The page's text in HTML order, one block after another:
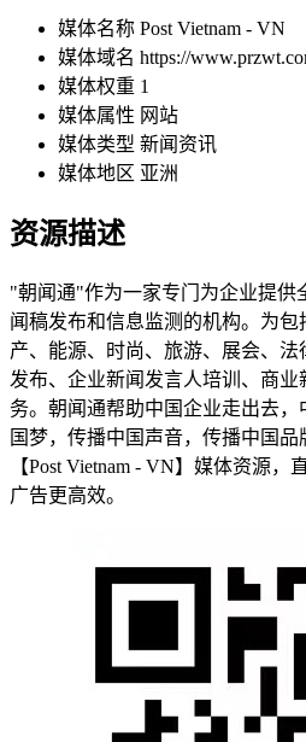
媒体名称 Post Vietnam - VN
媒体域名 https://
媒体权重 1
媒体属性 网站
媒体类型 新闻资讯
媒体地区 亚洲
资源描述
"朝闻通"作为一家专门为企业提供
闻稿发布和信息监测的机构。为
产、能源、时尚、旅游、展会、法
发布、企业新闻发言人培训、商
务。朝闻通帮助中国企业走出去，
国梦，传播中国声音，传播中国
【Post Vietnam - VN】媒体资源
广告更高效。